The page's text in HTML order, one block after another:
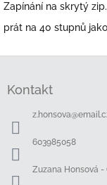
Zapínání na skrytý zip.
prát na 40 stupnů
Kontakt
z.honsova@
603985058
Zuzana Honsová